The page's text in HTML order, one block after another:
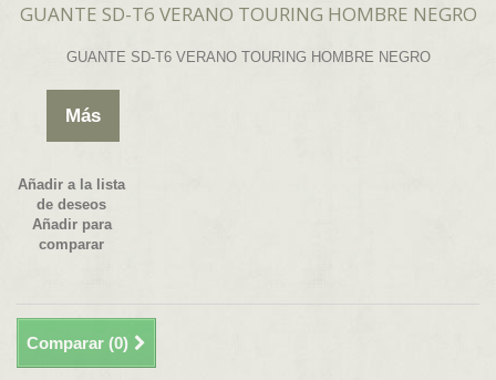
GUANTE SD-T6 VERANO TOURING HOMBRE NEGRO
GUANTE SD-T6 VERANO TOURING HOMBRE NEGRO
Más
Añadir a la lista
de deseos
Añadir para
comparar
Comparar (0)